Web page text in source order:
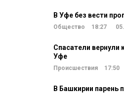
В Уфе без вести
Общество 18:27
Спасатели вернули
Уфе
Происшествия 17:50
В Башкирии парень